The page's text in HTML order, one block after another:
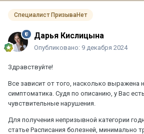
Специалист ПризываНет
Дарья Кислицына
Опубликовано: 9 декабря 2024
Здравствуйте!
Все зависит от того, насколько выражена
симптоматика. Судя по описанию, у Вас
чувствительные нарушения.
Для получения непризывной категории
статье Расписания болезней, минимально